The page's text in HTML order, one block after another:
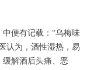
便有记载：“乌梅味
认为，酒性湿热，易
缓解酒后头痛、恶